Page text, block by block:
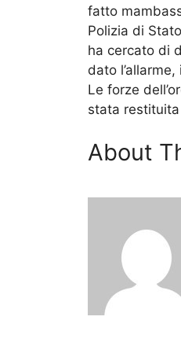
fatto
Polizia di
ha cercato di
dato
Le forze
stata
About